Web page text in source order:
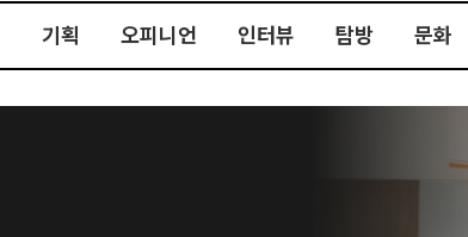
기획 오피니언 인터뷰 탐방 문화